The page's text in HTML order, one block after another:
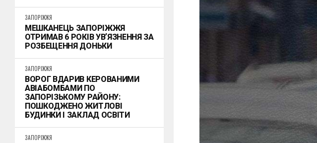
ЗАПОРІЖЖЯ
МЕШКАНЕЦЬ ЗАПОРІЖЖЯ
ОТРИМАВ 6 РОКІВ УВʼЯЗНЕННЯ ЗА
РОЗБЕЩЕННЯ ДОНЬКИ
ЗАПОРІЖЖЯ
ВОРОГ ВДАРИВ КЕРОВАНИМИ
АВІАБОМБАМИ ПО
ЗАПОРІЗЬКОМУ РАЙОНУ:
ПОШКОДЖЕНО ЖИТЛОВІ
БУДИНКИ І ЗАКЛАД ОСВІТИ
ЗАПОРІЖЖЯ